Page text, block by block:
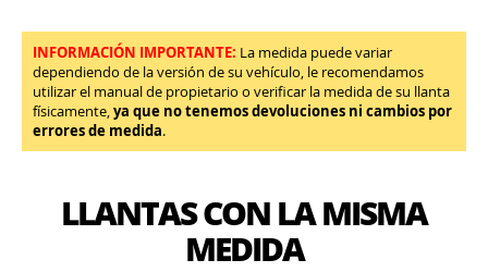
INFORMACIÓN IMPORTANTE: La medida puede variar
dependiendo de la versión de su vehículo, le recomendamos
utilizar el manual de propietario o verificar la medida de su llanta
físicamente,ya que no tenemos devoluciones ni cambios por
errores de medida.
LLANTAS CON LA MISMA
MEDIDA